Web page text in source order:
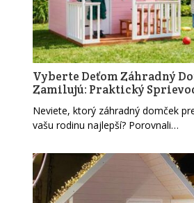
Vyberte Deťom Záhradný
Zamilujú: Praktický
Neviete, ktorý záhradný domček
vašu rodinu najlepší? Porovnali…